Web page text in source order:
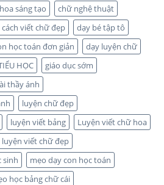
sáng tạo
chữ nghệ thuật
cách viết chữ đẹp
dạy bé tập tô
học toán đơn giản
dạy luyện chữ
HỌC
giáo dục sớm
thầy ánh
luyện chữ đẹp
luyện viết bảng
Luyện viết chữ hoa
luyện viết chữ đẹp
sinh
mẹo dạy con học toán
học bảng chữ cái